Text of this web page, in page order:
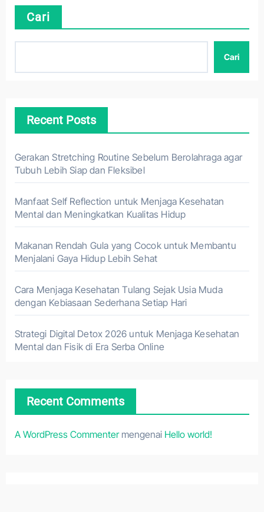
Cari
Cari
Recent Posts
Gerakan Stretching Routine Sebelum Berolahraga agar
Tubuh Lebih Siap dan Fleksibel
Manfaat Self Reflection untuk Menjaga Kesehatan
Mental dan Meningkatkan Kualitas Hidup
Makanan Rendah Gula yang Cocok untuk Membantu
Menjalani Gaya Hidup Lebih Sehat
Cara Menjaga Kesehatan Tulang Sejak Usia Muda
dengan Kebiasaan Sederhana Setiap Hari
Strategi Digital Detox 2026 untuk Menjaga Kesehatan
Mental dan Fisik di Era Serba Online
Recent Comments
A WordPress Commentermengenai Hello world!